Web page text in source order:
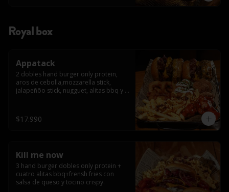
Royal box
Appatack
2 dobles hand burger only protein,
aros de cebolla,mozzarella stick,
jalapeñõo stick, nugguet, alitas bbq y
$17.990
Kill me now
3 hand burger dobles only protein +
cuatro alitas bbq+frensh fries con
salsa de queso y tocino crispy.